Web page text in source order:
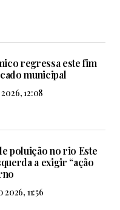
regressa este fim
municipal
12:08
poluição no rio Este
a exigir “ação
11:56